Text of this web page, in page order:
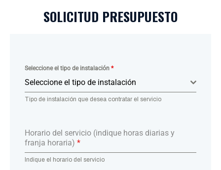
SOLICITUD PRESUPUESTO
Seleccione el tipo de instalación *
Seleccione el tipo de instalación
Tipo de instalación que desea contratar el servicio
Horario del servicio (indique horas diarias y
franja horaria) *
Indique el horario del servicio